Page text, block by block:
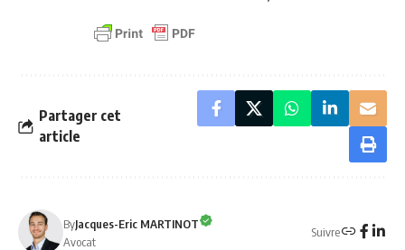
Partager cet
article
ByJacques-Eric MARTINOT
Avocat
Suivre